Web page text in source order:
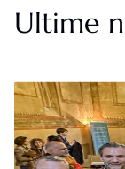
Ultime